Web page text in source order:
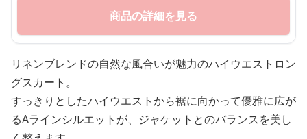
商品の詳細を見る
リネンブレンドの自然な風合いが魅力のハイウエストロン
グスカート。
すっきりとしたハイウエストから裾に向かって優雅に広が
るAラインシルエットが、ジャケットとのバランスを美し